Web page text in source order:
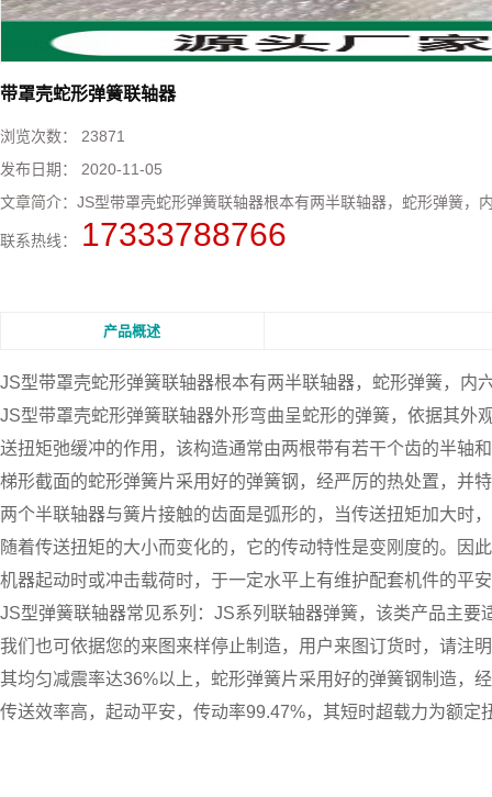
带罩壳蛇形弹簧联轴器
浏览次数： 23871
发布日期： 2020-11-05
文章简介： ​JS型带罩壳蛇形弹簧联轴器根本有两半联轴器，蛇形弹簧，
联系热线： 17333788766
产品概述
JS型带罩壳蛇形弹簧联轴器根本有两半联轴器，蛇形弹簧，内
JS型带罩壳蛇形弹簧联轴器外形弯曲呈蛇形的弹簧，依据其
送扭矩弛缓冲的作用，该构造通常由两根带有若干个齿的半轴
梯形截面的蛇形弹簧片采用好的弹簧钢，经严厉的热处置，并
两个半联轴器与簧片接触的齿面是弧形的，当传送扭矩加大时
随着传送扭矩的大小而变化的，它的传动特性是变刚度的。因
机器起动时或冲击载荷时，于一定水平上有维护配套机件的平
JS型弹簧联轴器常见系列：JS系列联轴器弹簧，该类产品主
我们也可依据您的来图来样停止制造，用户来图订货时，请注
其均匀减震率达36%以上，蛇形弹簧片采用好的弹簧钢制造，
传送效率高，起动平安，传动率99.47%，其短时超载力为额